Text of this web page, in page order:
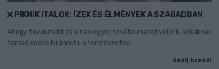
PIKNIK ITALOK: ÍZEK ÉS ÉLMÉNYEK A SZABADBAN
Ahogy tavaszodik és a nap egyre tovább marad velünk, sokaknak
támad kedve kirándulni a természetbe.
Szólj hozzá!